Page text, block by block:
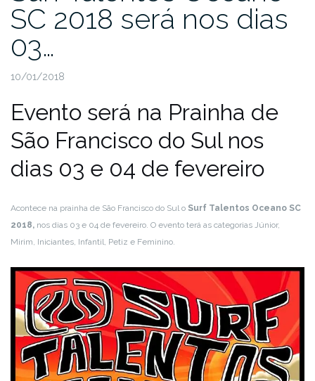
SC 2018 será nos dias
03…
10/01/2018
Evento será na Prainha de
São Francisco do Sul nos
dias 03 e 04 de fevereiro
Acontece na prainha de São Francisco do Sul o Surf Talentos Oceano SC
2018, nos dias 03 e 04 de fevereiro. O evento terá as categorias Júnior,
Mirim, Iniciantes, Infantil, Petiz e Feminino.